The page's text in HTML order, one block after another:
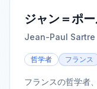
ジャン＝ポ
Jean-Paul Sartre
哲学者 フランス
フランスの哲学者